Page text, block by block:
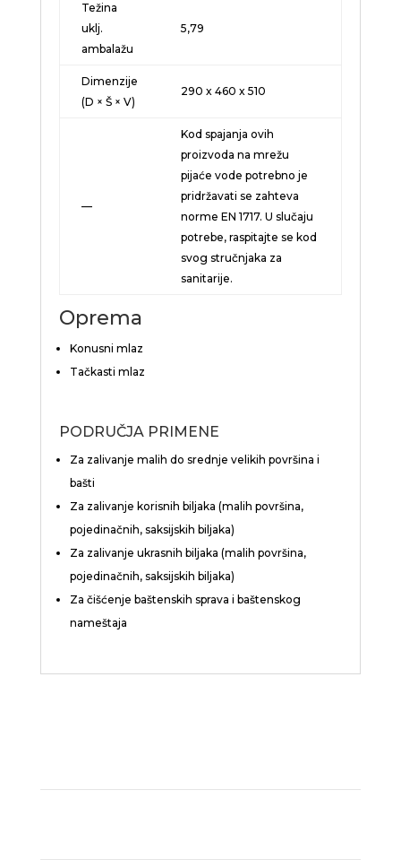
Težina
uklj.
ambalažu
5,79
Dimenzije
(D × Š × V)
290 x 460 x 510
—
Kod spajanja ovih
proizvoda na mrežu
pijaće vode potrebno je
pridržavati se zahteva
norme EN 1717. U slučaju
potrebe, raspitajte se kod
svog stručnjaka za
sanitarije.
Oprema
Konusni mlaz
Tačkasti mlaz
PODRUČJA PRIMENE
Za zalivanje malih do srednje velikih površina i
bašti
Za zalivanje korisnih biljaka (malih površina,
pojedinačnih, saksijskih biljaka)
Za zalivanje ukrasnih biljaka (malih površina,
pojedinačnih, saksijskih biljaka)
Za čišćenje baštenskih sprava i baštenskog
nameštaja